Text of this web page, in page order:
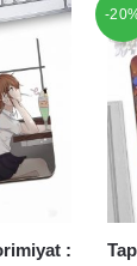
:
-